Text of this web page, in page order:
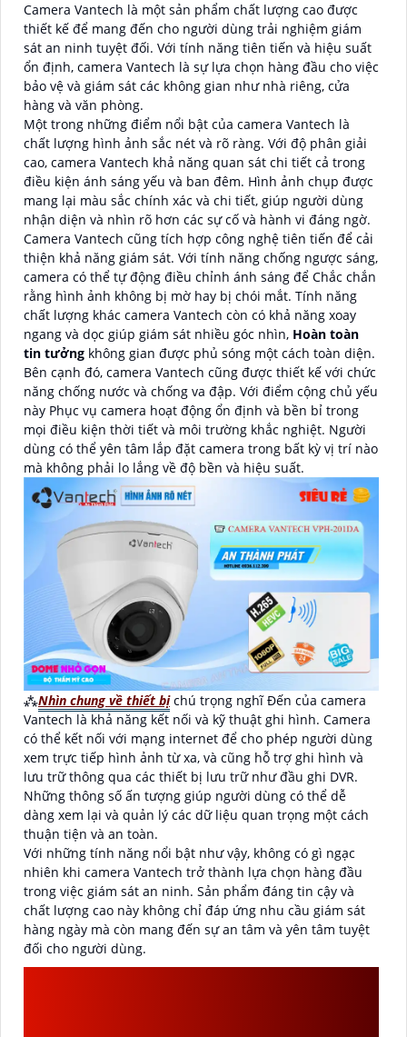
Camera Vantech là một sản phẩm chất lượng cao được
thiết kế để mang đến cho người dùng trải nghiệm giám
sát an ninh tuyệt đối. Với tính năng tiên tiến và hiệu suất
ổn định, camera Vantech là sự lựa chọn hàng đầu cho việc
bảo vệ và giám sát các không gian như nhà riêng, cửa
hàng và văn phòng.
Một trong những điểm nổi bật của camera Vantech là
chất lượng hình ảnh sắc nét và rõ ràng. Với độ phân giải
cao, camera Vantech khả năng quan sát chi tiết cả trong
điều kiện ánh sáng yếu và ban đêm. Hình ảnh chụp được
mang lại màu sắc chính xác và chi tiết, giúp người dùng
nhận diện và nhìn rõ hơn các sự cố và hành vi đáng ngờ.
Camera Vantech cũng tích hợp công nghệ tiên tiến để cải
thiện khả năng giám sát. Với tính năng chống ngược sáng,
camera có thể tự động điều chỉnh ánh sáng để Chắc chắn
rằng hình ảnh không bị mờ hay bị chói mắt. Tính năng
chất lượng khác camera Vantech còn có khả năng xoay
ngang và dọc giúp giám sát nhiều góc nhìn, Hoàn toàn
tin tưởng không gian được phủ sóng một cách toàn diện.
Bên cạnh đó, camera Vantech cũng được thiết kế với chức
năng chống nước và chống va đập. Với điểm cộng chủ yếu
này Phục vụ camera hoạt động ổn định và bền bỉ trong
mọi điều kiện thời tiết và môi trường khắc nghiệt. Người
dùng có thể yên tâm lắp đặt camera trong bất kỳ vị trí nào
mà không phải lo lắng về độ bền và hiệu suất.
⁂Nhìn chung về thiết bịchú trọng nghĩ Đến của camera
Vantech là khả năng kết nối và kỹ thuật ghi hình. Camera
có thể kết nối với mạng internet để cho phép người dùng
xem trực tiếp hình ảnh từ xa, và cũng hỗ trợ ghi hình và
lưu trữ thông qua các thiết bị lưu trữ như đầu ghi DVR.
Những thông số ấn tượng giúp người dùng có thể dễ
dàng xem lại và quản lý các dữ liệu quan trọng một cách
thuận tiện và an toàn.
Với những tính năng nổi bật như vậy, không có gì ngạc
nhiên khi camera Vantech trở thành lựa chọn hàng đầu
trong việc giám sát an ninh. Sản phẩm đáng tin cậy và
chất lượng cao này không chỉ đáp ứng nhu cầu giám sát
hàng ngày mà còn mang đến sự an tâm và yên tâm tuyệt
đối cho người dùng.